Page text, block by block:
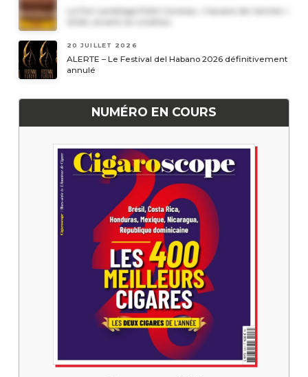
Le Por Larrañaga Petit Coronas, « havane de l’année »
20 JUILLET 2026
ALERTE – Le Festival del Habano 2026 définitivement
annulé
NUMÉRO EN COURS